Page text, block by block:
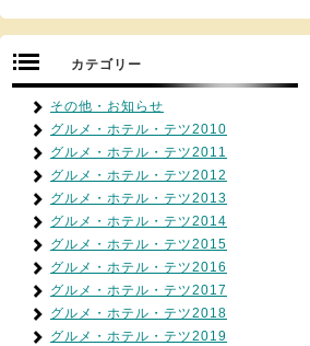
カテゴリー
その他・お知らせ
グルメ・ホテル・テツ2010
グルメ・ホテル・テツ2011
グルメ・ホテル・テツ2012
グルメ・ホテル・テツ2013
グルメ・ホテル・テツ2014
グルメ・ホテル・テツ2015
グルメ・ホテル・テツ2016
グルメ・ホテル・テツ2017
グルメ・ホテル・テツ2018
グルメ・ホテル・テツ2019